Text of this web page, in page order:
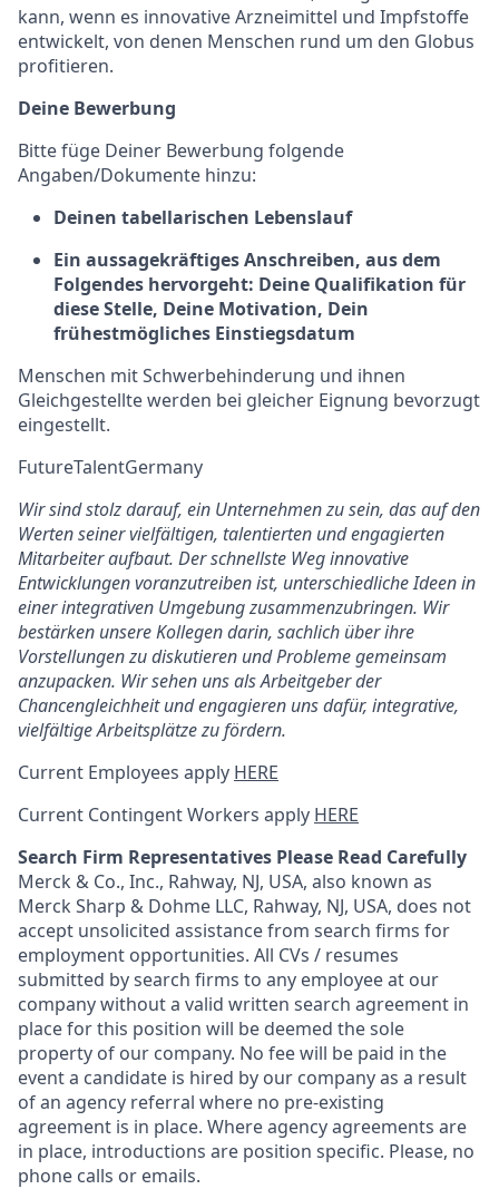
kann, wenn es innovative Arzneimittel und Impfstoffe
entwickelt, von denen Menschen rund um den Globus
profitieren.
Deine Bewerbung
Bitte füge Deiner Bewerbung folgende
Angaben/Dokumente hinzu:
Deinen tabellarischen Lebenslauf
Ein aussagekräftiges Anschreiben, aus dem
Folgendes hervorgeht: Deine Qualifikation für
diese Stelle, Deine Motivation, Dein
frühestmögliches Einstiegsdatum
Menschen mit Schwerbehinderung und ihnen
Gleichgestellte werden bei gleicher Eignung bevorzugt
eingestellt.
FutureTalentGermany
Wir sind stolz darauf, ein Unternehmen zu sein, das auf den
Werten seiner vielfältigen, talentierten und engagierten
Mitarbeiter aufbaut. Der schnellste Weg innovative
Entwicklungen voranzutreiben ist, unterschiedliche Ideen in
einer integrativen Umgebung zusammenzubringen. Wir
bestärken unsere Kollegen darin, sachlich über ihre
Vorstellungen zu diskutieren und Probleme gemeinsam
anzupacken. Wir sehen uns als Arbeitgeber der
Chancengleichheit und engagieren uns dafür, integrative,
vielfältige Arbeitsplätze zu fördern.
Current Employees apply HERE
Current Contingent Workers apply HERE
Search Firm Representatives Please Read Carefully
Merck & Co., Inc., Rahway, NJ, USA, also known as
Merck Sharp & Dohme LLC, Rahway, NJ, USA, does not
accept unsolicited assistance from search firms for
employment opportunities. All CVs / resumes
submitted by search firms to any employee at our
company without a valid written search agreement in
place for this position will be deemed the sole
property of our company. No fee will be paid in the
event a candidate is hired by our company as a result
of an agency referral where no pre-existing
agreement is in place. Where agency agreements are
in place, introductions are position specific. Please, no
phone calls or emails.